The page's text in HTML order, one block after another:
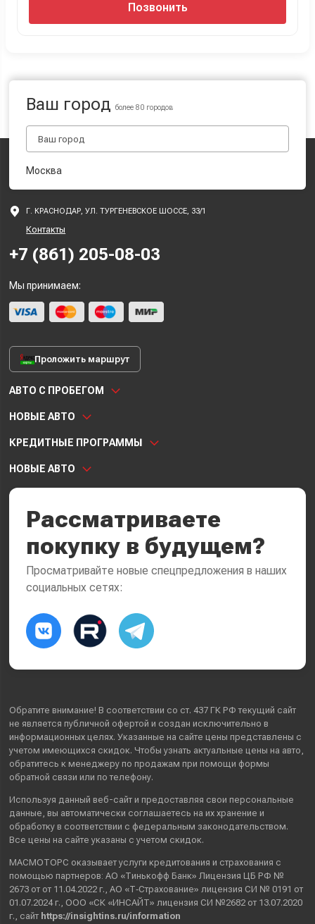
Позвонить
Ваш городболее 80 городов
Москва
Г. КРАСНОДАР, УЛ. ТУРГЕНЕВСКОЕ ШОССЕ, 33/1
Контакты
+7 (861) 205-08-03
Мы принимаем:
Проложить маршрут
АВТО С ПРОБЕГОМ
НОВЫЕ АВТО
КРЕДИТНЫЕ ПРОГРАММЫ
НОВЫЕ АВТО
Рассматриваете
покупку в будущем?
Просматривайте новые спецпредложения в наших
социальных сетях:
Обратите внимание! В соответствии со ст. 437 ГК РФ текущий сайт
не является публичной офертой и создан исключительно в
информационных целях. Указанные на сайте цены представлены с
учетом имеющихся скидок. Чтобы узнать актуальные цены на авто,
обратитесь к менеджеру по продажам при помощи формы
обратной связи или по телефону.
Используя данный веб-сайт и предоставляя свои персональные
данные , вы автоматически соглашаетесь на их хранение и
обработку в соответствии с федеральным законодательством.
Все цены на сайте указаны с учетом скидок.
МАСМОТОРС оказывает услуги кредитования и страхования с
помощью партнеров: АО «Тинькофф Банк» Лицензия ЦБ РФ №
2673 от от 11.04.2022 г., АО «Т‑Страхование» лицензия СИ № 0191 от
01.07.2024 г., ООО «СК «ИНСАЙТ» лицензия СИ №2682 от 13.07.2020
г., сайт https://insightins.ru/information